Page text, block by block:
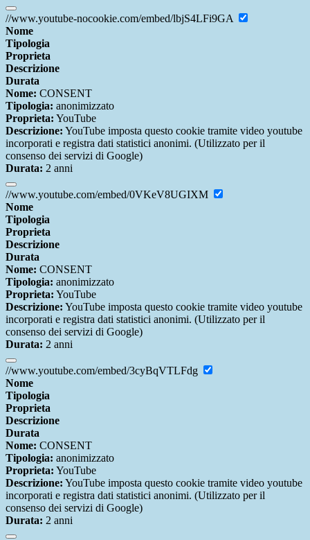
//www.youtube-nocookie.com/embed/lbjS4LFi9GA
Nome
Tipologia
Proprieta
Descrizione
Durata
Nome: CONSENT
Tipologia: anonimizzato
Proprieta: YouTube
Descrizione: YouTube imposta questo cookie tramite video youtube
incorporati e registra dati statistici anonimi. (Utilizzato per il
consenso dei servizi di Google)
Durata: 2 anni
//www.youtube.com/embed/0VKeV8UGIXM
Nome
Tipologia
Proprieta
Descrizione
Durata
Nome: CONSENT
Tipologia: anonimizzato
Proprieta: YouTube
Descrizione: YouTube imposta questo cookie tramite video youtube
incorporati e registra dati statistici anonimi. (Utilizzato per il
consenso dei servizi di Google)
Durata: 2 anni
//www.youtube.com/embed/3cyBqVTLFdg
Nome
Tipologia
Proprieta
Descrizione
Durata
Nome: CONSENT
Tipologia: anonimizzato
Proprieta: YouTube
Descrizione: YouTube imposta questo cookie tramite video youtube
incorporati e registra dati statistici anonimi. (Utilizzato per il
consenso dei servizi di Google)
Durata: 2 anni